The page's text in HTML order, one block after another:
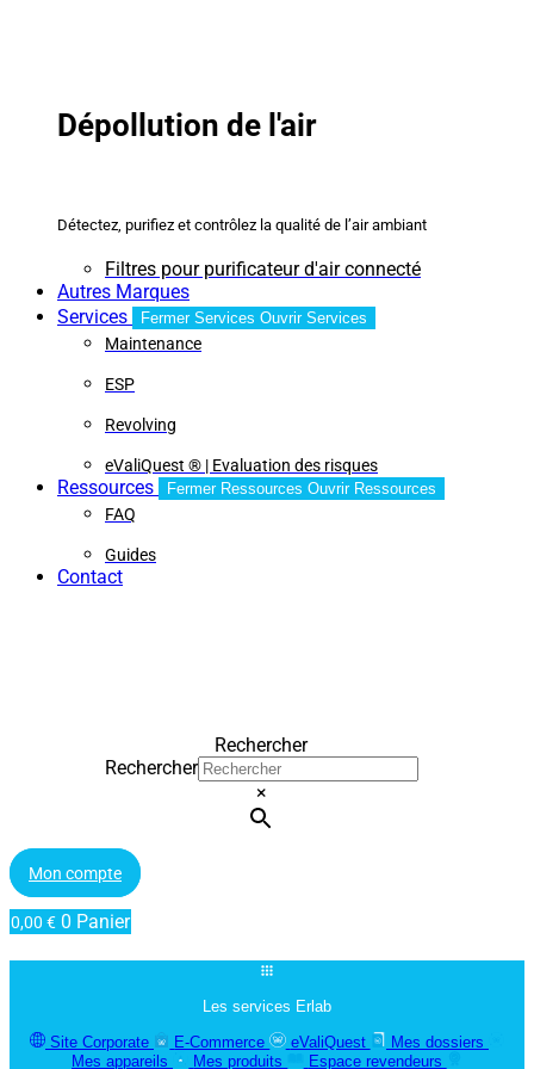
Dépollution de l'air
Détectez, purifiez et contrôlez la qualité de l’air ambiant
Filtres pour purificateur d'air connecté
Autres Marques
Services
Fermer Services Ouvrir Services
Maintenance
ESP
Revolving
eValiQuest ® | Evaluation des risques
Ressources Fermer Ressources Ouvrir Ressources
FAQ
Guides
Contact
Rechercher
Rechercher
×
Mon compte
0,00 € 0 Panier
Les services Erlab
Site Corporate
E-Commerce eValiQuest
Mes dossiers
Mes appareils
Mes produits
Espace revendeurs